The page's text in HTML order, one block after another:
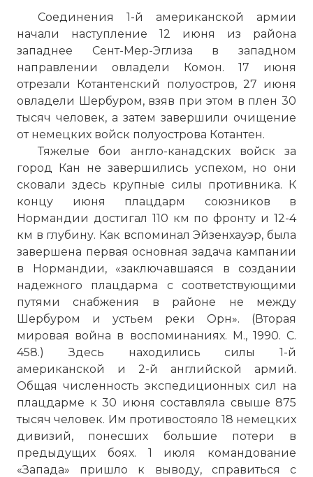
Соединения 1-й американской армии
начали наступление 12 июня из района
западнее Сент-Мер-Эглиза в западном
направлении овладели Комон. 17 июня
отрезали Котантенский полуостров, 27 июня
овладели Шербуром, взяв при этом в плен 30
тысяч человек, а затем завершили очищение
от немецких войск полуострова Котантен.
Тяжелые бои англо-канадских войск за
город Кан не завершились успехом, но они
сковали здесь крупные силы противника. К
концу июня плацдарм союзников в
Нормандии достигал 110 км по фронту и 12-4
км в глубину. Как вспоминал Эйзенхауэр, была
завершена первая основная задача кампании
в Нормандии, «заключавшаяся в создании
надежного плацдарма с соответствующими
путями снабжения в районе не между
Шербуром и устьем реки Орн». (Вторая
мировая война в воспоминаниях. М., 1990. С.
458.) Здесь находились силы 1-й
американской и 2-й английской армий.
Общая численность экспедиционных сил на
плацдарме к 30 июня составляла свыше 875
тысяч человек. Им противостояло 18 немецких
дивизий, понесших большие потери в
предыдущих боях. 1 июля командование
«Запада» пришло к выводу, справиться с